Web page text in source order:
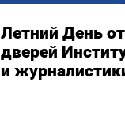
Летний День
дверей
и